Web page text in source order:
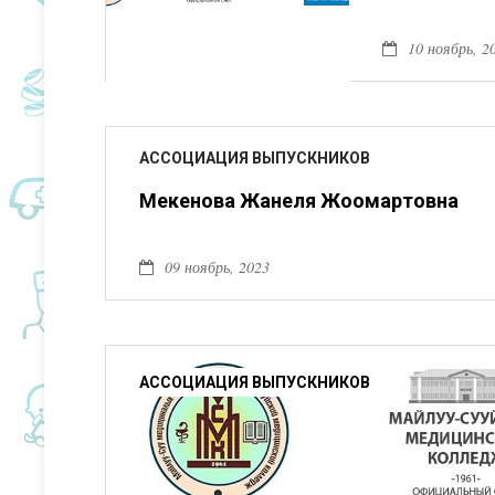
10 ноябрь,
АССОЦИАЦИЯ ВЫПУСКНИКОВ
Мекенова Жанеля Жоомартовна
09 ноябрь, 2023
АССОЦИАЦИЯ ВЫПУСКНИКОВ